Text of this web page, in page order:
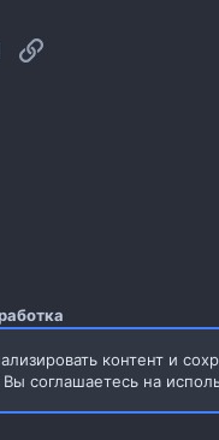
почта
Ссылка
контент и
Вы соглашаетесь на